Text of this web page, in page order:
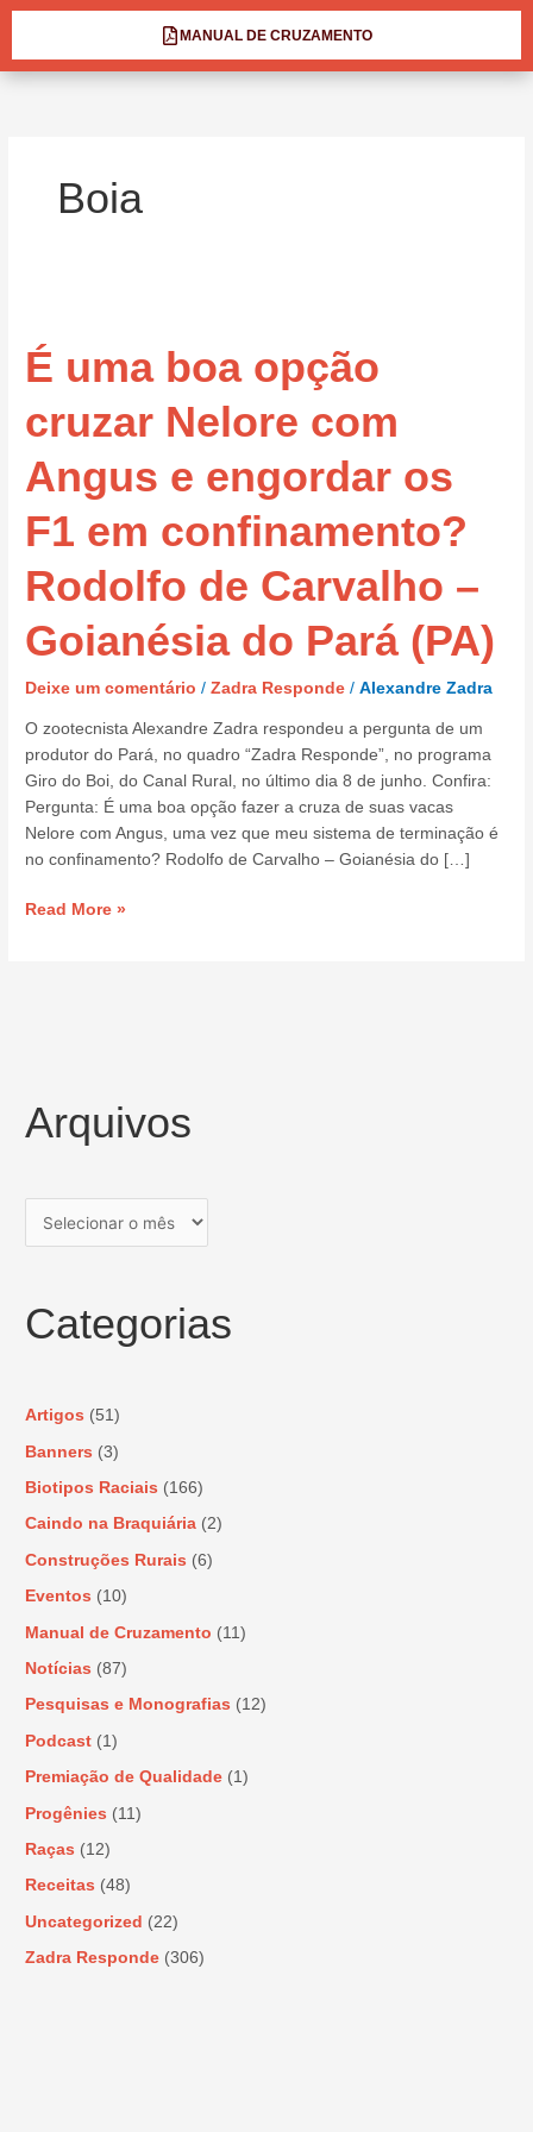
MANUAL DE CRUZAMENTO
Boia
É uma boa opção
cruzar Nelore com
Angus e engordar os
F1 em confinamento?
Rodolfo de Carvalho –
Goianésia do Pará (PA)
Deixe um comentário /Zadra Responde /Alexandre Zadra
O zootecnista Alexandre Zadra respondeu a pergunta de um
produtor do Pará, no quadro “Zadra Responde”, no programa
Giro do Boi, do Canal Rural, no último dia 8 de junho. Confira:
Pergunta: É uma boa opção fazer a cruza de suas vacas
Nelore com Angus, uma vez que meu sistema de terminação é
no confinamento? Rodolfo de Carvalho – Goianésia do […]
boa
opção
Nelore
com
Angus
engordar
F1
confinamento?
de
Carvalho
Goianésia
do
Pará
Read More »
Arquivos
Categorias
Artigos (51)
Banners (3)
Biotipos Raciais (166)
Caindo na Braquiária (2)
Construções Rurais (6)
Eventos (10)
Manual de Cruzamento (11)
Notícias (87)
Pesquisas e Monografias (12)
Podcast (1)
Premiação de Qualidade (1)
Progênies (11)
Raças (12)
Receitas (48)
Uncategorized (22)
Zadra Responde (306)